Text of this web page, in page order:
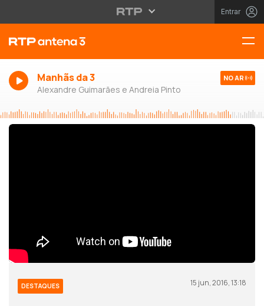
Entrar
Manhãs da 3
Alexandre Guimarães e Andreia Pinto
NO AR
DESTAQUES 15 jun, 2016, 13:18